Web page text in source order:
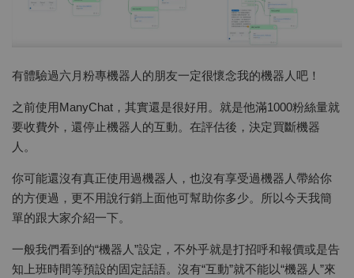
有體驗過六月粉專機器人的朋友一定很懷念我的機器人吧！
之前使用ManyChat，其實還是很好用。就是他滿1000粉絲量就
要收費外，還停止機器人的互動。在評估後，決定買斷機器
人。
你可能還沒有真正使用過機器人，也沒有享受過機器人帶給你
的方便過，更不用說行銷上面他可幫助你多少。所以今天我簡
單的跟大家介紹一下。
一般我們看到的“機器人”設定，不外乎就是打招呼和報價或是告
知上班時間等預設的固定話語。沒有“互動”就不能以“機器人”來